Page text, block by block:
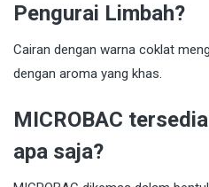
Pengurai Limbah?
Cairan dengan warna coklat
dengan aroma yang khas.
MICROBAC
apa saja?